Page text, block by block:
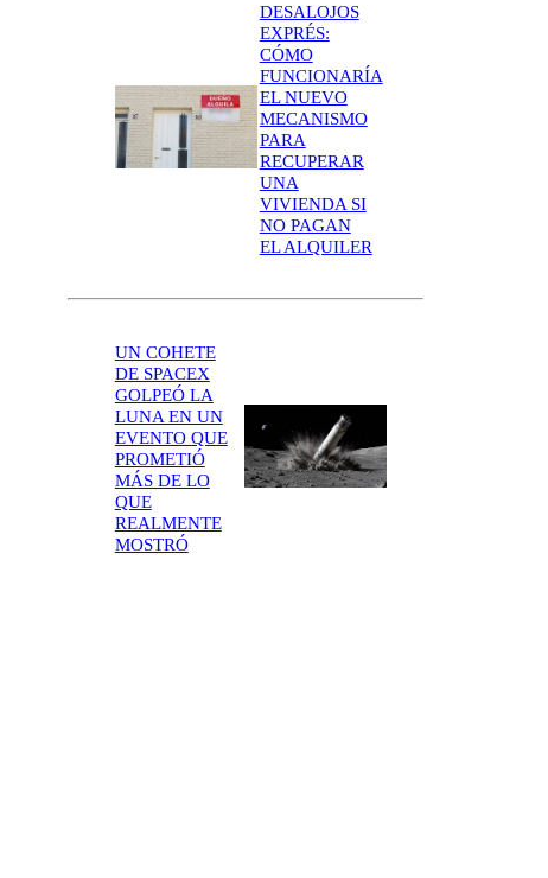
DESALOJOS
EXPRÉS:
CÓMO
FUNCIONARÍA
EL NUEVO
MECANISMO
PARA
RECUPERAR
UNA
VIVIENDA SI
NO PAGAN
EL ALQUILER
UN COHETE
DE SPACEX
GOLPEÓ LA
LUNA EN UN
EVENTO QUE
PROMETIÓ
MÁS DE LO
QUE
REALMENTE
MOSTRÓ